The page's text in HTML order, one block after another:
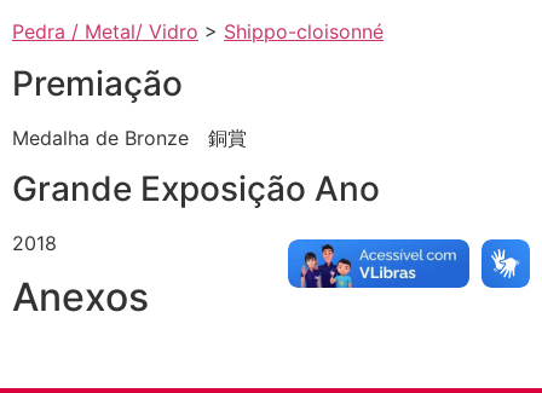
Pedra / Metal/ Vidro > Shippo-cloisonné
Premiação
Medalha de Bronze 銅賞
Grande Exposição Ano
2018
Anexos